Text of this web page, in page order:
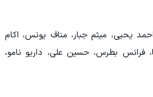
یحیی، میثم جبار، مناف یونس، اکام
فرانس بطرس، حسین علی، داریو نامو،